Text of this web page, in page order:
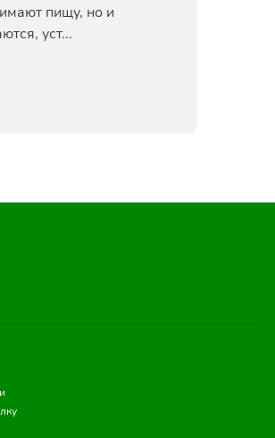
пищу, но и
уст...